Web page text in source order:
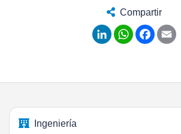
Compartir
LinkedInWhatsApp
Ingeniería